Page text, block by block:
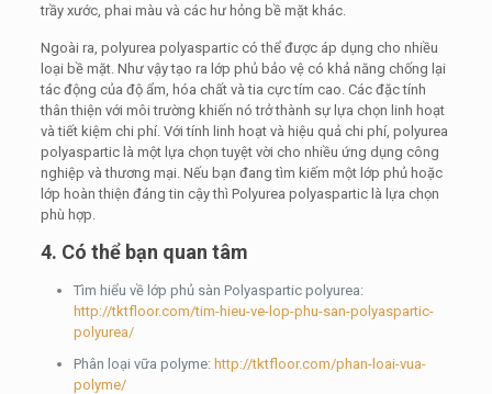
trầy xước, phai màu và các hư hỏng bề mặt khác.
Ngoài ra, polyurea polyaspartic có thể được áp dụng cho nhiều
loại bề mặt. Như vậy tạo ra lớp phủ bảo vệ có khả năng chống lại
tác động của độ ẩm, hóa chất và tia cực tím cao. Các đặc tính
thân thiện với môi trường khiến nó trở thành sự lựa chọn linh hoạt
và tiết kiệm chi phí. Với tính linh hoạt và hiệu quả chi phí, polyurea
polyaspartic là một lựa chọn tuyệt vời cho nhiều ứng dụng công
nghiệp và thương mại. Nếu bạn đang tìm kiếm một lớp phủ hoặc
lớp hoàn thiện đáng tin cậy thì Polyurea polyaspartic là lựa chọn
phù hợp.
4. Có thể bạn quan tâm
Tìm hiểu về lớp phủ sàn Polyaspartic polyurea:
http://tktfloor.com/tim-hieu-ve-lop-phu-san-polyaspartic-
polyurea/
Phân loại vữa polyme: http://tktfloor.com/phan-loai-vua-
polyme/